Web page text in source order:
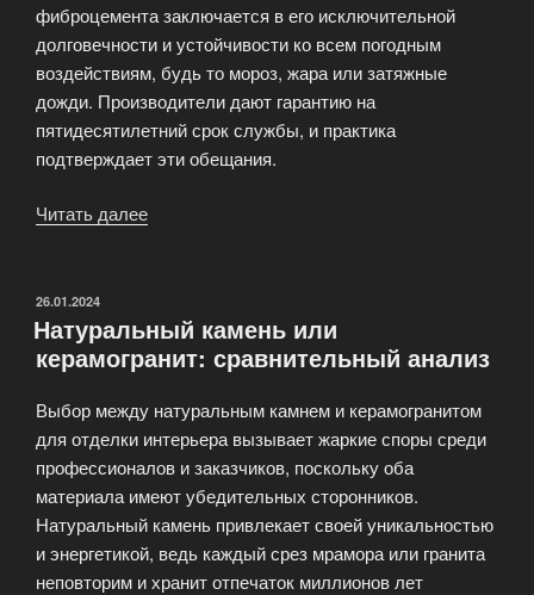
фиброцемента заключается в его исключительной
долговечности и устойчивости ко всем погодным
воздействиям, будь то мороз, жара или затяжные
дожди. Производители дают гарантию на
пятидесятилетний срок службы, и практика
подтверждает эти обещания.
Читать далее
и
почему
популярны?»
ОПУБЛИКОВАНО
26.01.2024
Натуральный камень или
керамогранит: сравнительный анализ
Выбор между натуральным камнем и керамогранитом
для отделки интерьера вызывает жаркие споры среди
профессионалов и заказчиков, поскольку оба
материала имеют убедительных сторонников.
Натуральный камень привлекает своей уникальностью
и энергетикой, ведь каждый срез мрамора или гранита
неповторим и хранит отпечаток миллионов лет